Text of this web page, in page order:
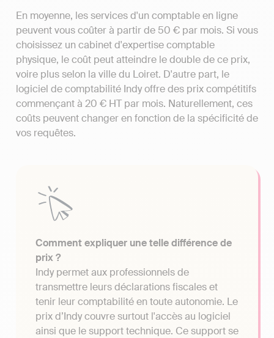
En moyenne, les services d'un comptable en ligne
peuvent vous coûter à partir de 50 € par mois. Si vous
choisissez un cabinet d'expertise comptable
physique, le coût peut atteindre le double de ce prix,
voire plus selon la ville du Loiret. D'autre part, le
logiciel de comptabilité Indy offre des prix compétitifs
commençant à 20 € HT par mois. Naturellement, ces
coûts peuvent changer en fonction de la spécificité de
vos requêtes.
Comment expliquer une telle différence de
prix ?
Indy permet aux professionnels de
transmettre leurs déclarations fiscales et
tenir leur comptabilité en toute autonomie. Le
prix d’Indy couvre surtout l'accès au logiciel
ainsi que le support technique. Ce support se